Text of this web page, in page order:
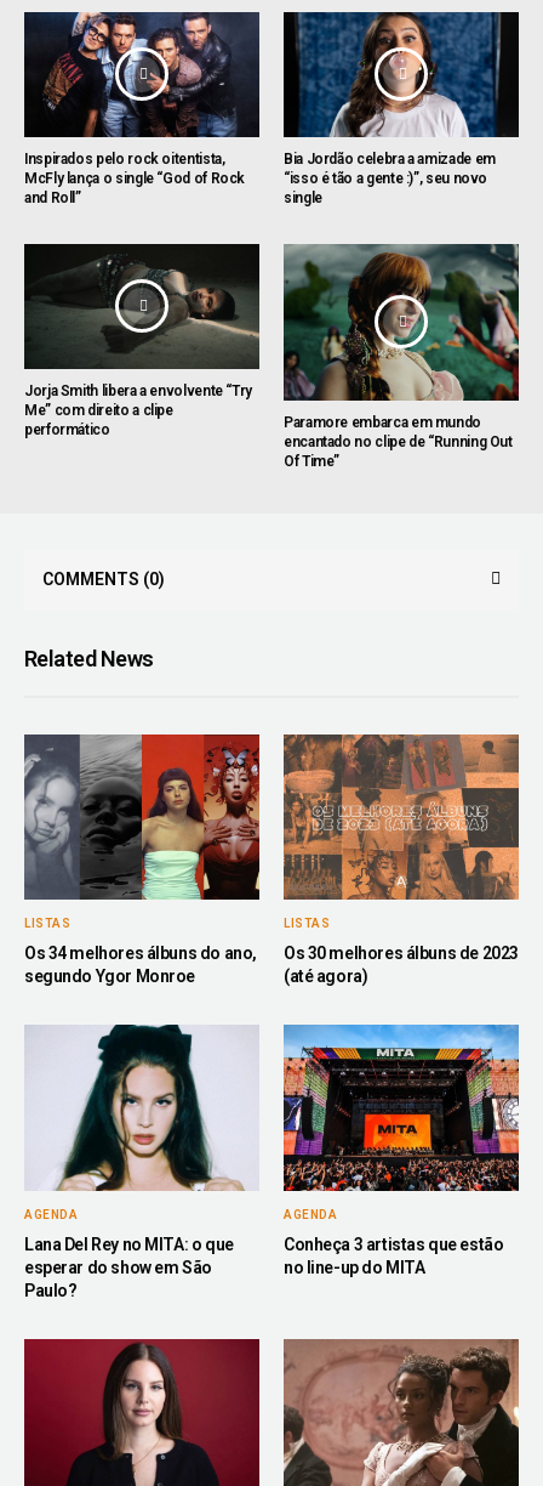
Inspirados pelo rock oitentista,
McFly lança o single “God of Rock
and Roll”
Bia Jordão celebra a amizade em
“isso é tão a gente :)”, seu novo
single
Jorja Smith libera a envolvente “Try
Me” com direito a clipe
performático
Paramore embarca em mundo
encantado no clipe de “Running Out
Of Time”
COMMENTS (0)
Related News
LISTAS
Os 34 melhores álbuns do ano,
segundo Ygor Monroe
LISTAS
Os 30 melhores álbuns de 2023
(até agora)
AGENDA
Lana Del Rey no MITA: o que
esperar do show em São
Paulo?
AGENDA
Conheça 3 artistas que estão
no line-up do MITA